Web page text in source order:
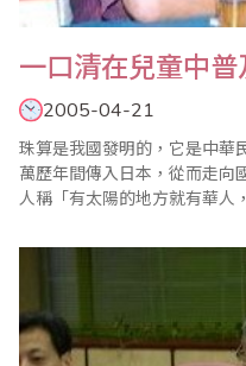
一口清在兒童中
2005-04-21
珠算是我國發明的，它是中華
萬歷年間傳入日本，從而走向
人稱「有太陽的地方就有華人
詞，據文字記載，早在東漢徐
到，至今已有近2000年的歷
一，二上二，……五十二句口訣